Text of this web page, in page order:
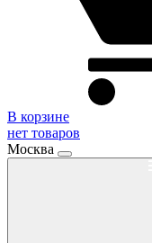
В корзине
нет товаров
Москва